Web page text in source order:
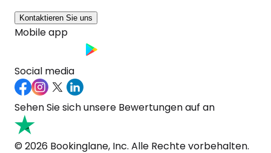
Kontaktieren Sie uns
Mobile app
Social media
Sehen Sie sich unsere Bewertungen auf an
© 2026 Bookinglane, Inc. Alle Rechte vorbehalten.